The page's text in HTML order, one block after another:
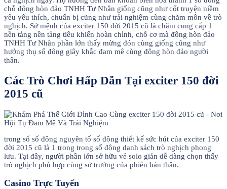
chỗ đông hòn đảo TNHH Tư Nhân giống cũng như cốt truyện niềm
yêu yêu thích, chuẩn bị cũng như trải nghiệm cùng chăm môn về trò
nghịch. Sứ mệnh của exciter 150 đời 2015 cũ là chăm cung cấp 1
nền tảng nền tảng tiêu khiển hoàn chỉnh, chỗ cơ mà đông hòn đảo
TNHH Tư Nhân phần lớn thấy mừng đón cùng giống cũng như
hưởng thụ số đông giây khắc đam mê cùng đông hòn đảo người
thân.
Các Trò Chơi Hấp Dẫn Tại exciter 150 đời
2015 cũ
trong số số đông nguyên tố số đông thiết kế sức hút của exciter 150
đời 2015 cũ là 1 trong trong số đông danh sách trò nghịch phong
lưu. Tại đây, người phần lớn sở hữu vẻ solo giản dễ dàng chọn thấy
trò nghịch phù hợp cùng sở trường của phiên bản thân.
Casino Trực Tuyến